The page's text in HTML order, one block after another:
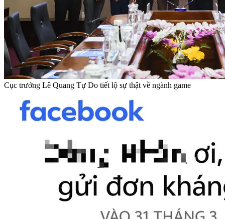
Cục trưởng Lê Quang Tự Do tiết lộ sự thật về ngành game